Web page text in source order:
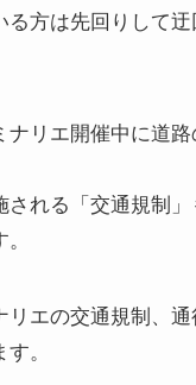
る方は先回りして
ナリエ開催中に道
される「交通規制」
リエの交通規制、
。